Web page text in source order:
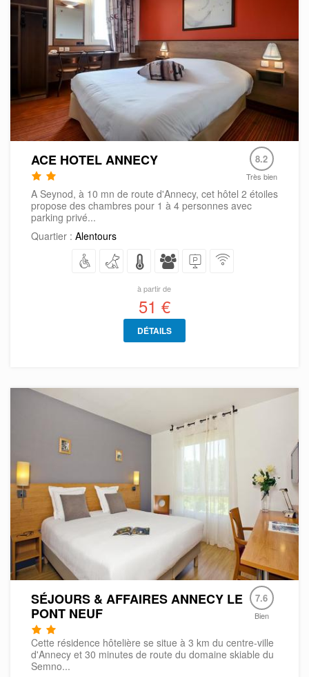
ACE HOTEL ANNECY 8.2
Très bien
A Seynod, à 10 mn de route d'Annecy, cet hôtel 2 étoiles
propose des chambres pour 1 à 4 personnes avec
parking privé...
Quartier : Alentours
à partir de
51 €
DÉTAILS
SÉJOURS & AFFAIRES ANNECY LE
PONT NEUF
7.6
Bien
Cette résidence hôtelière se situe à 3 km du centre-ville
d'Annecy et 30 minutes de route du domaine skiable du
Semno...